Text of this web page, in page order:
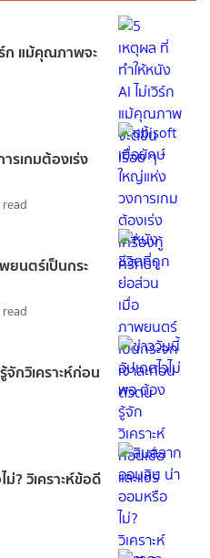
ก แม้คุณภาพจะ
รเกมต้องเร่ง
นตร์เป็นกระ
กวิเคราะห์ก่อน
? วิเคราะห์ข้อดี